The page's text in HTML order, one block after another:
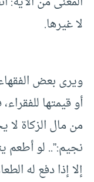
لا غيرها.
ويرى بعض
أو قيمتها
من مال الزكاة لا
نجيم:”.. لو أطعم
إلا إذا دفع له